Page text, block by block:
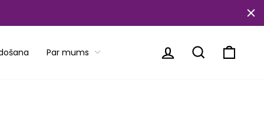
Par mums PiesakietiesMeklēt